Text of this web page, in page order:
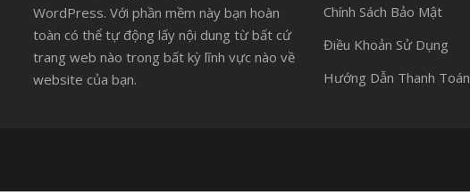
WordPress. Với phần mềm này bạn hoàn
toàn có thể tự động lấy nội dung từ bất cứ
trang web nào trong bất kỳ lĩnh vực nào về
website của bạn.
Chính Sách Bảo Mật
Điều Khoản Sử Dụng
Hướng Dẫn Thanh Toán